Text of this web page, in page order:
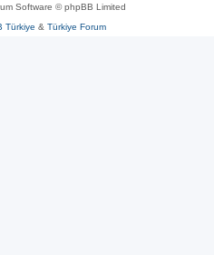
Software © phpBB Limited
Türkiye & Türkiye Forum